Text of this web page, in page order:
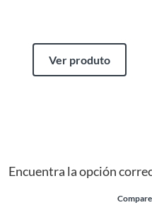
Ver produto
Encuentra la opción